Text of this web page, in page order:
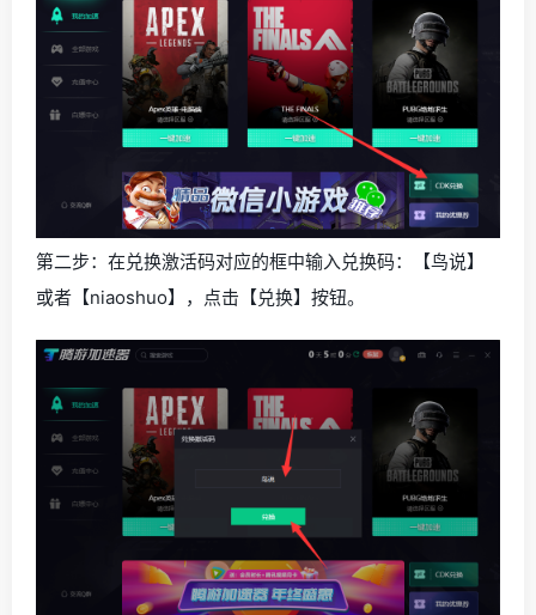
第二步：在兑换激活码对应的框中输入兑换码：【鸟说】
或者【niaoshuo】，点击【兑换】按钮。